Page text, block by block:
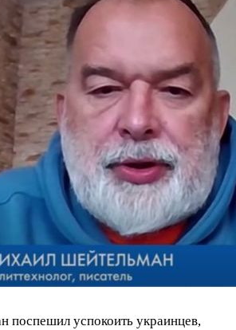
поспешил успокоить украинцев,